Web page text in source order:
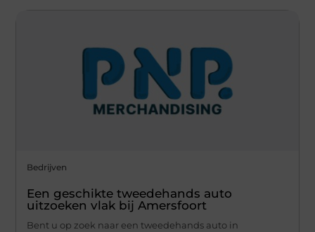
Bedrijven
Een geschikte tweedehands auto
uitzoeken vlak bij Amersfoort
Bent u op zoek naar een tweedehands auto in